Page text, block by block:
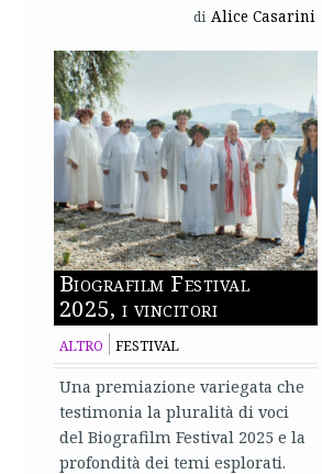
di Alice Casarini
Biografilm Festival
2025, i vincitori
ALTRO FESTIVAL
Una premiazione variegata che
testimonia la pluralità di voci
del Biografilm Festival 2025 e la
profondità dei temi esplorati.